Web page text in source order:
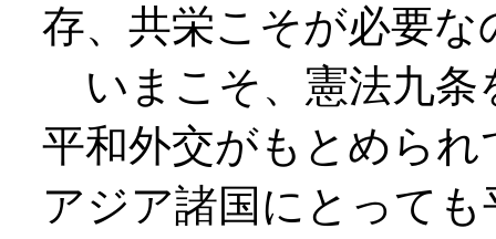
存、共栄こそが必要な
いまこそ、憲法九条
平和外交がもとめら
アジア諸国にとって